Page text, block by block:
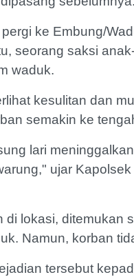
ke Embung/
seorang saksi
waduk.
kesulitan dan
semakin ke
lari
ujar
lokasi, ditemukan
Namun, korban
tersebut